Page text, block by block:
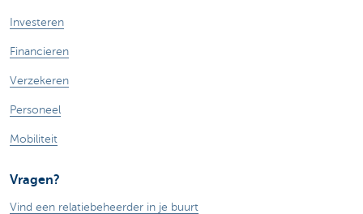
Investeren
Financieren
Verzekeren
Personeel
Mobiliteit
Vragen?
Vind een relatiebeheerder in je buurt